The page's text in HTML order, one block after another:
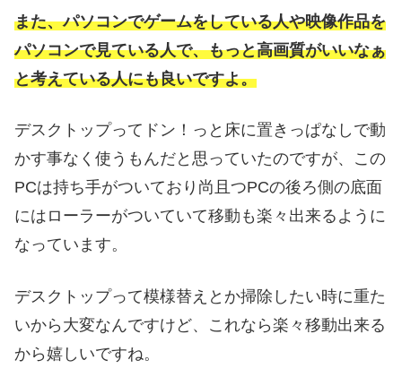
また、パソコンでゲームをしている人や映像作品を
パソコンで見ている人で、もっと高画質がいいなぁ
と考えている人にも良いですよ。
デスクトップってドン！っと床に置きっぱなしで動
かす事なく使うもんだと思っていたのですが、この
PCは持ち手がついており尚且つPCの後ろ側の底面
にはローラーがついていて移動も楽々出来るように
なっています。
デスクトップって模様替えとか掃除したい時に重た
いから大変なんですけど、これなら楽々移動出来る
から嬉しいですね。